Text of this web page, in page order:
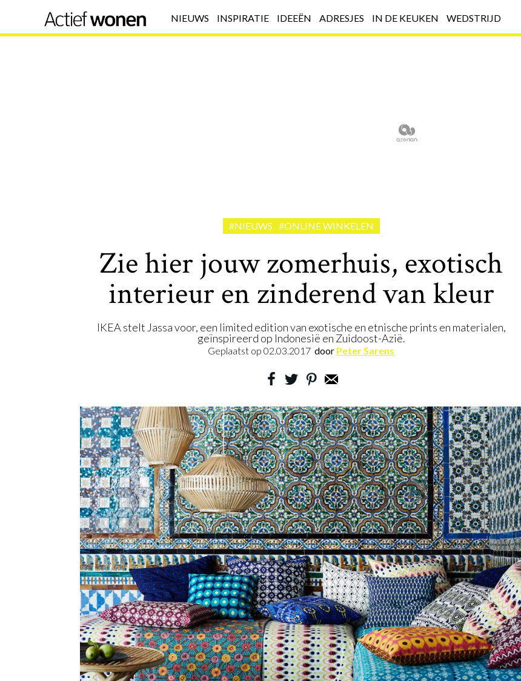
NIEUWS INSPIRATIE IDEEËN ADRESJES IN DE KEUKEN WEDSTRIJD
#NIEUWS #ONLINE WINKELEN
Zie hier jouw zomerhuis, exotisch
interieur en zinderend van kleur
IKEA stelt Jassa voor, een limited edition van exotische en etnische prints en materialen,
geïnspireerd op Indonesië en Zuidoost-Azië.
Geplaatst op 02.03.2017 door Peter Sarens